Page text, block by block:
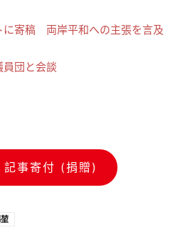
に寄稿 両岸平和への主張を言及
員団と会談
記事寄付 (捐贈)